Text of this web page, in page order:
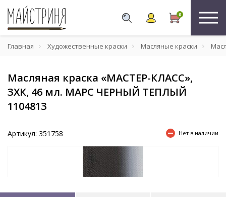
0
Главная Художественные краски Масляные краски
Масляная краска «МАСТЕР-КЛАСС»,
ЗХК, 46 мл. МАРС ЧЕРНЫЙ ТЕПЛЫЙ
1104813
Артикул: 351758 Нет в наличии